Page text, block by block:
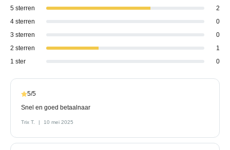
5 sterren
2
4 sterren
0
3 sterren
0
2 sterren
1
1 ster
0
5/5
Snel en goed betaalnaar
Trix T. 10 mei 2025